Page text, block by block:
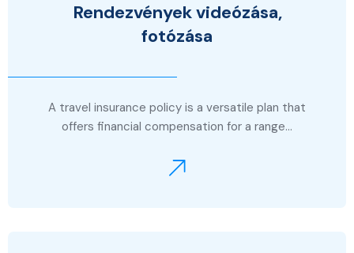
Rendezvények videózása,
fotózása
A travel insurance policy is a versatile plan that
offers financial compensation for a range…